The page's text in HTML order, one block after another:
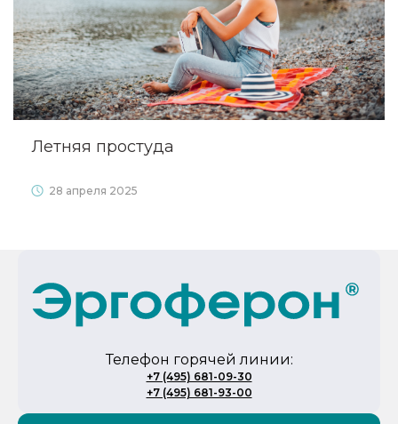
Летняя простуда
28 апреля 2025
Телефон горячей линии:
+7 (495) 681-09-30
+7 (495) 681-93-00